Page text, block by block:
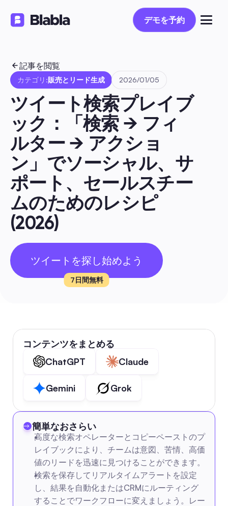
デモを予約
デモを予約
記事を閲覧
カテゴリ:販売とリード生成 2026/01/05
ツイート検索プレイブ
ック：「検索 → フィ
ルター → アクショ
ン」でソーシャル、サ
ポート、セールスチー
ムのためのレシピ
(2026)
ツイートを探し始めよう
7日間無料
コンテンツをまとめる
ChatGPT
Claude
Gemini Grok
簡単なおさらい
高度な検索オペレーターとコピーペーストのプ
レイブックにより、チームは意図、苦情、高価
値のリードを迅速に見つけることができます。
検索を保存してリアルタイムアラートを設定
し、結果を自動化またはCRMにルーティング
することでワークフローに変えましょう。レー